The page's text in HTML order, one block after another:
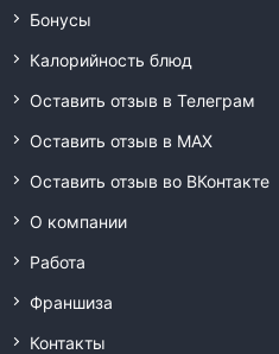
Бонусы
Калорийность блюд
Оставить отзыв в Телеграм
Оставить отзыв в MAX
Оставить отзыв во ВКонтакте
О компании
Работа
Франшиза
Контакты